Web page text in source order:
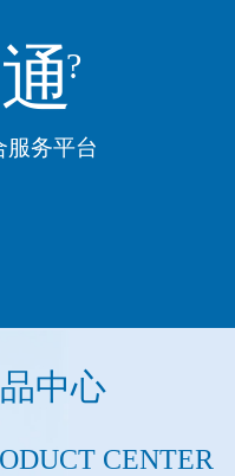
?
服务平台
中心
CENTER